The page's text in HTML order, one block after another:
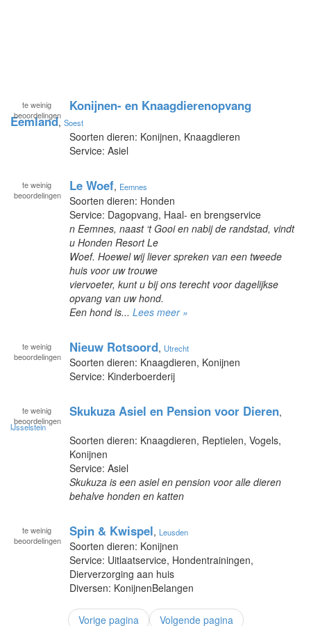
te weinig
beoordelingen
Konijnen- en Knaagdierenopvang
Eemland, Soest
Soorten dieren: Konijnen, Knaagdieren
Service: Asiel
te weinig
beoordelingen
Le Woef, Eemnes
Soorten dieren: Honden
Service: Dagopvang, Haal- en brengservice
n Eemnes, naast ‘t Gooi en nabij de randstad, vindt
u Honden Resort Le
Woef. Hoewel wij liever spreken van een tweede
huis voor uw trouwe
viervoeter, kunt u bij ons terecht voor dagelijkse
opvang van uw hond.
Een hond is... Lees meer »
te weinig
beoordelingen
Nieuw Rotsoord, Utrecht
Soorten dieren: Knaagdieren, Konijnen
Service: Kinderboerderij
te weinig
beoordelingen
Skukuza Asiel en Pension voor Dieren,
IJsselstein
Soorten dieren: Knaagdieren, Reptielen, Vogels,
Konijnen
Service: Asiel
Skukuza is een asiel en pension voor alle dieren
behalve honden en katten
te weinig
beoordelingen
Spin & Kwispel, Leusden
Soorten dieren: Konijnen
Service: Uitlaatservice, Hondentrainingen,
Dierverzorging aan huis
Diversen: KonijnenBelangen
Vorige pagina Volgende pagina